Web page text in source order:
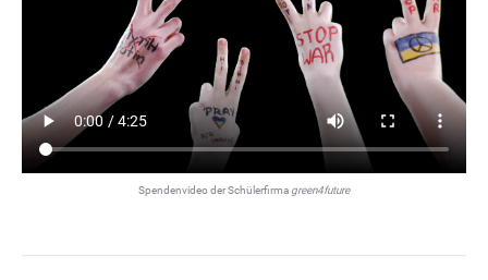
Spendenvideo der Schülerfirma green4future